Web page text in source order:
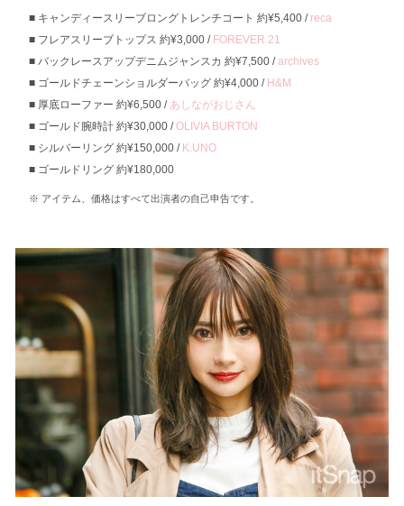
キャンディースリーブロングトレンチコート 約¥5,400 / reca
フレアスリーブトップス 約¥3,000 / FOREVER 21
バックレースアップデニムジャンスカ 約¥7,500 /archives
ゴールドチェーンショルダーバッグ 約¥4,000 / H&M
厚底ローファー 約¥6,500 / あしながおじさん
ゴールド腕時計 約¥30,000 /OLIVIA BURTON
シルバーリング 約¥150,000 / K.UNO
ゴールドリング 約¥180,000
アイテム、価格はすべて出演者の自己申告です。